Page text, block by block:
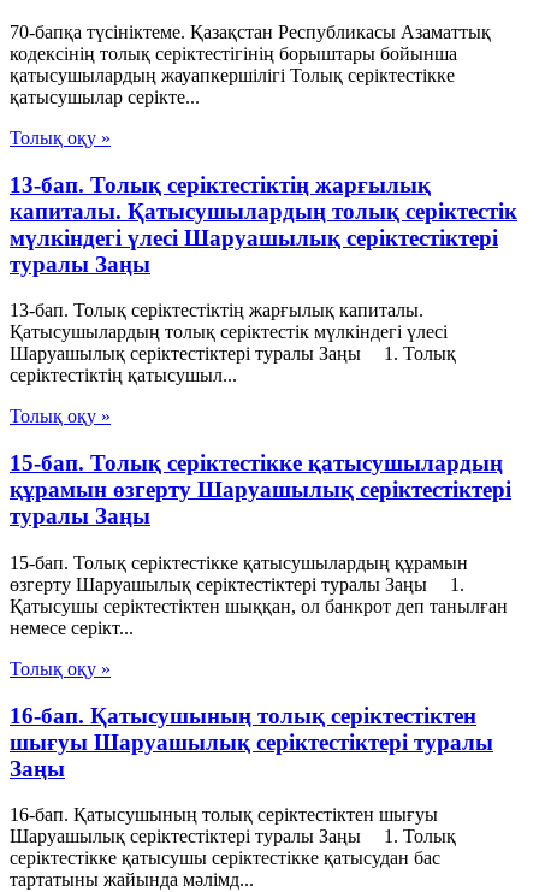
70-бапқа түсініктеме. Қазақстан Республикасы Азаматтық
кодексінің толық серіктестігінің борыштары бойынша
қатысушылардың жауапкершілігі Толық серіктестікке
қатысушылар серікте...
Толық оқу »
13-бап. Толық серiктестiктiң жарғылық
капиталы. Қатысушылардың толық серiктестiк
мүлкiндегi үлесi Шаруашылық серіктестіктері
туралы Заңы
13-бап. Толық серiктестiктiң жарғылық капиталы.
Қатысушылардың толық серiктестiк мүлкiндегi үлесi
Шаруашылық серіктестіктері туралы Заңы 1. Толық
серiктестiктiң қатысушыл...
Толық оқу »
15-бап. Толық серiктестiкке қатысушылардың
құрамын өзгерту Шаруашылық серіктестіктері
туралы Заңы
15-бап. Толық серiктестiкке қатысушылардың құрамын
өзгерту Шаруашылық серіктестіктері туралы Заңы 1.
Қатысушы серiктестiктен шыққан, ол банкрот деп танылған
немесе серiкт...
Толық оқу »
16-бап. Қатысушының толық серiктестiктен
шығуы Шаруашылық серіктестіктері туралы
Заңы
16-бап. Қатысушының толық серiктестiктен шығуы
Шаруашылық серіктестіктері туралы Заңы 1. Толық
серiктестiкке қатысушы серiктестiкке қатысудан бас
тартатыны жайында мәлiмд...